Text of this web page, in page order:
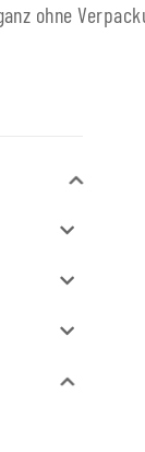
ohne